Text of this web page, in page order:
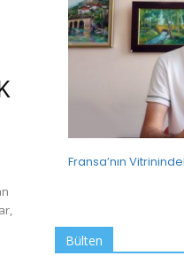
Bülten